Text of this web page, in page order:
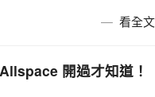
看全文
開過才知道！